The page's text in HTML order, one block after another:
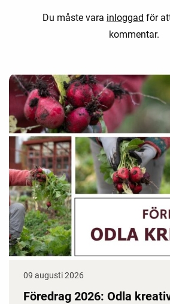
Du måste vara inloggad för
kommentar.
09 augusti 2026
Föredrag 2026: Odla